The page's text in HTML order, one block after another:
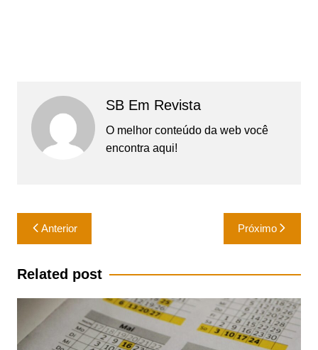
SB Em Revista
O melhor conteúdo da web você
encontra aqui!
Navegação
de
Post
Anterior Próximo
Related post